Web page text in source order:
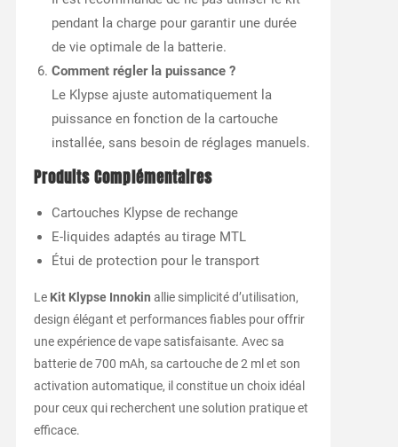
pendant la charge pour garantir une durée
de vie optimale de la batterie.
Comment régler la puissance ?
Le Klypse ajuste automatiquement la
puissance en fonction de la cartouche
installée, sans besoin de réglages manuels.
Produits Complémentaires
Cartouches Klypse de rechange
E-liquides adaptés au tirage MTL
Étui de protection pour le transport
Le Kit Klypse Innokin allie simplicité d’utilisation,
design élégant et performances fiables pour offrir
une expérience de vape satisfaisante. Avec sa
batterie de 700 mAh, sa cartouche de 2 ml et son
activation automatique, il constitue un choix idéal
pour ceux qui recherchent une solution pratique et
efficace.